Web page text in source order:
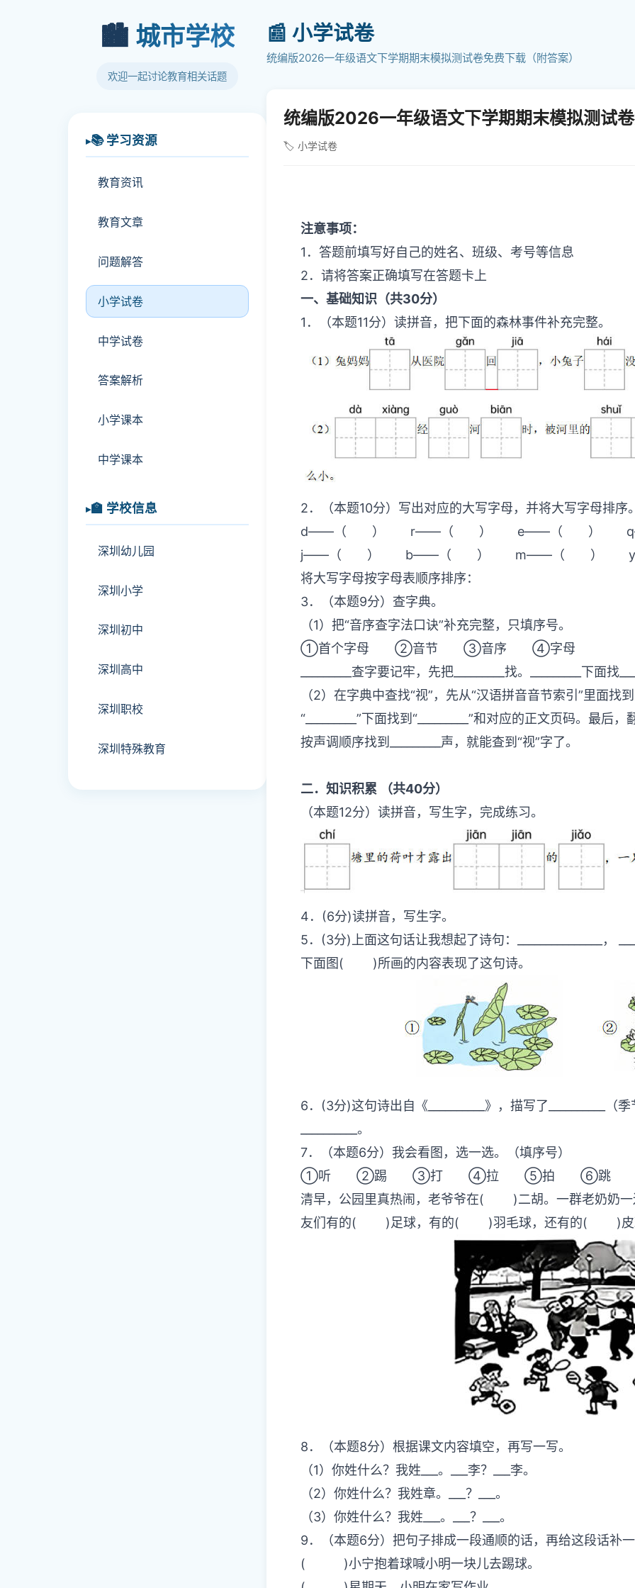
🏙️ 城市学校
欢迎一起讨论教育相关话题
📚 学习资源
教育资讯
教育文章
问题解答
小学试卷
中学试卷
答案解析
小学课本
中学课本
🏫 学校信息
深圳幼儿园
深圳小学
深圳初中
深圳高中
深圳职校
深圳特殊教育
📰 小学试卷
统编版2026一年级语文下学期期末模拟测试卷免费下载（附答案）
统编版2026一年级语文下学期期末模拟测试
🏷️ 小学试卷
注意事项：
1．答题前填写好自己的姓名、班级、考号等信息
2．请将答案正确填写在答题卡上
一、基础知识（共30分）
1．（本题11分）读拼音，把下面的森林事件补充
2．（本题10分）写出对应的大写字母，并将大写字母
d——（ ） r——（ ） e——（ ）
j——（ ） b——（ ） m——（
将大写字母按字母表顺序排序：
3．（本题9分）查字典。
（1）把“音序查字法口诀”补充完整，只填序号。
①首个字母 ②音节 ③音序 ④字母
_________查字要记牢，先把_________找。_________下
（2）在字典中查找“视”，先从“汉语拼音音节索引”里面找
“_________”下面找到“_________”和对应的正文页码。最后
按声调顺序找到_________声，就能查到“视”字了。
二．知识积累 （共40分）
（本题12分）读拼音，写生字，完成练习。
4．(6分)读拼音，写生字。
5．(3分)上面这句话让我想起了诗句：_______________，
下面图( )所画的内容表现了这句诗。
6．(3分)这句诗出自《__________》，描写了__________（
__________。
7．（本题6分）我会看图，选一选。（填序号）
①听 ②踢 ③打 ④拉 ⑤拍 ⑥
清早，公园里真热闹，老爷爷在( )二胡。一群老
友们有的( )足球，有的( )羽毛球，还有的(
8．（本题8分）根据课文内容填空，再写一写。
（1）你姓什么？我姓___。___李？___李。
（2）你姓什么？我姓章。___？___。
（3）你姓什么？我姓___。___？___。
9．（本题6分）把句子排成一段通顺的话，再给这段话
( )小宁抱着球喊小明一块儿去踢球。